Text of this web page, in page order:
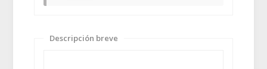
Descripción breve